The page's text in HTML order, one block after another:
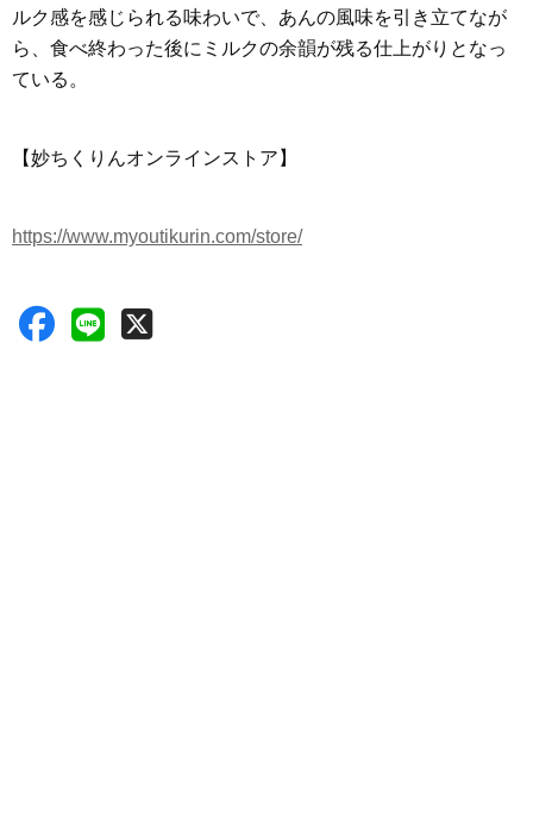
ルク感を感じられる味わいで、あんの風味を引き立てなが
ら、食べ終わった後にミルクの余韻が残る仕上がりとなっ
ている。
【妙ちくりんオンラインストア】
https://www.myoutikurin.com/store/